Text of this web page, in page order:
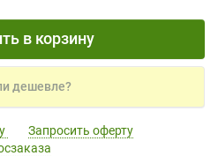
в корзину
дешевле?
Запросить оферту